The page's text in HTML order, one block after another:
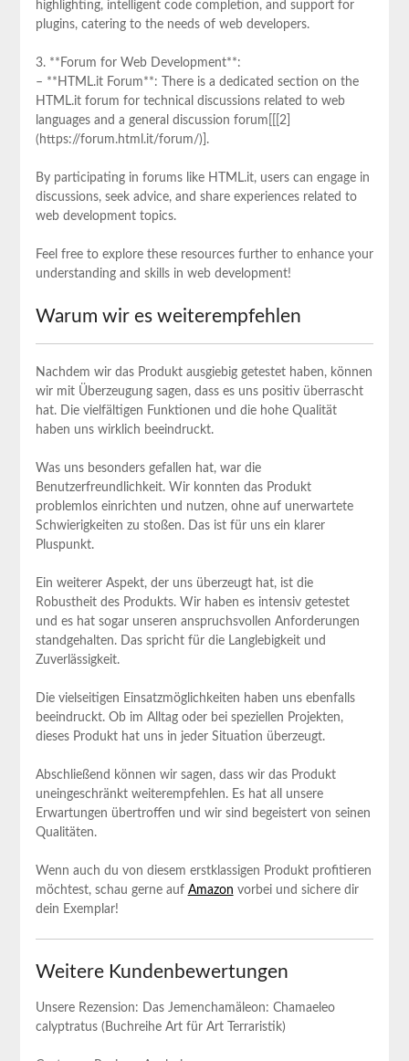
highlighting, intelligent code completion, and support for
plugins, catering to the needs of web developers.
3. **Forum for Web Development**:
– **HTML.it Forum**: There is a dedicated section on the
HTML.it forum for technical discussions related to web
languages and a general discussion forum[[[2]
(https://forum.html.it/forum/)].
By participating in forums like HTML.it, users can engage in
discussions, seek advice, and share experiences related to
web development topics.
Feel free to explore these resources further to enhance your
understanding and skills in web development!
Warum wir es weiterempfehlen
Nachdem wir das Produkt ausgiebig getestet haben, können
wir mit Überzeugung sagen, dass es uns positiv überrascht
hat. Die vielfältigen Funktionen und die hohe Qualität
haben uns wirklich beeindruckt.
Was uns besonders gefallen hat, war die
Benutzerfreundlichkeit. Wir konnten das Produkt
problemlos einrichten und nutzen, ohne auf unerwartete
Schwierigkeiten zu stoßen. Das ist für uns ein klarer
Pluspunkt.
Ein weiterer Aspekt, der uns überzeugt hat, ist die
Robustheit des Produkts. Wir haben es intensiv getestet
und es hat sogar unseren anspruchsvollen Anforderungen
standgehalten. Das spricht für die Langlebigkeit und
Zuverlässigkeit.
Die vielseitigen Einsatzmöglichkeiten haben uns ebenfalls
beeindruckt. Ob im Alltag oder bei speziellen Projekten,
dieses Produkt hat uns in jeder Situation überzeugt.
Abschließend können wir sagen, dass wir das Produkt
uneingeschränkt weiterempfehlen. Es hat all unsere
Erwartungen übertroffen und wir sind begeistert von seinen
Qualitäten.
Wenn auch du von diesem erstklassigen Produkt profitieren
möchtest, schau gerne auf Amazon vorbei und sichere dir
dein Exemplar!
Weitere Kundenbewertungen
Unsere Rezension: Das Jemenchamäleon: Chamaeleo
calyptratus (Buchreihe Art für Art Terraristik)